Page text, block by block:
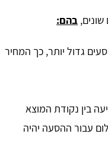
בהם:
גדול יותר, כך המחיר
בין נקודת המוצא
עבור ההסעה יהיה